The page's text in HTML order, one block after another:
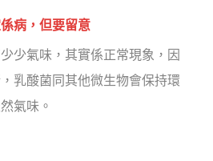
病，但要留意
少氣味，其實係正常現象，因
乳酸菌同其他微生物會保持環
氣味。